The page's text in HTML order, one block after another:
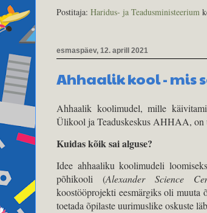
Postitaja: Haridus- ja Teadusministeerium
esmaspäev, 12. aprill 2021
Ahhaalik kool - mis
Ahhaalik koolimudel, mille
Ülikool ja Teaduskeskus AHHAA, on
Kuidas kõik sai alguse?
Idee ahhaaliku koolimudeli
põhikooli (Alexander Science
koostööprojekti eesmärgiks oli muuta
toetada õpilaste uurimuslike oskuste